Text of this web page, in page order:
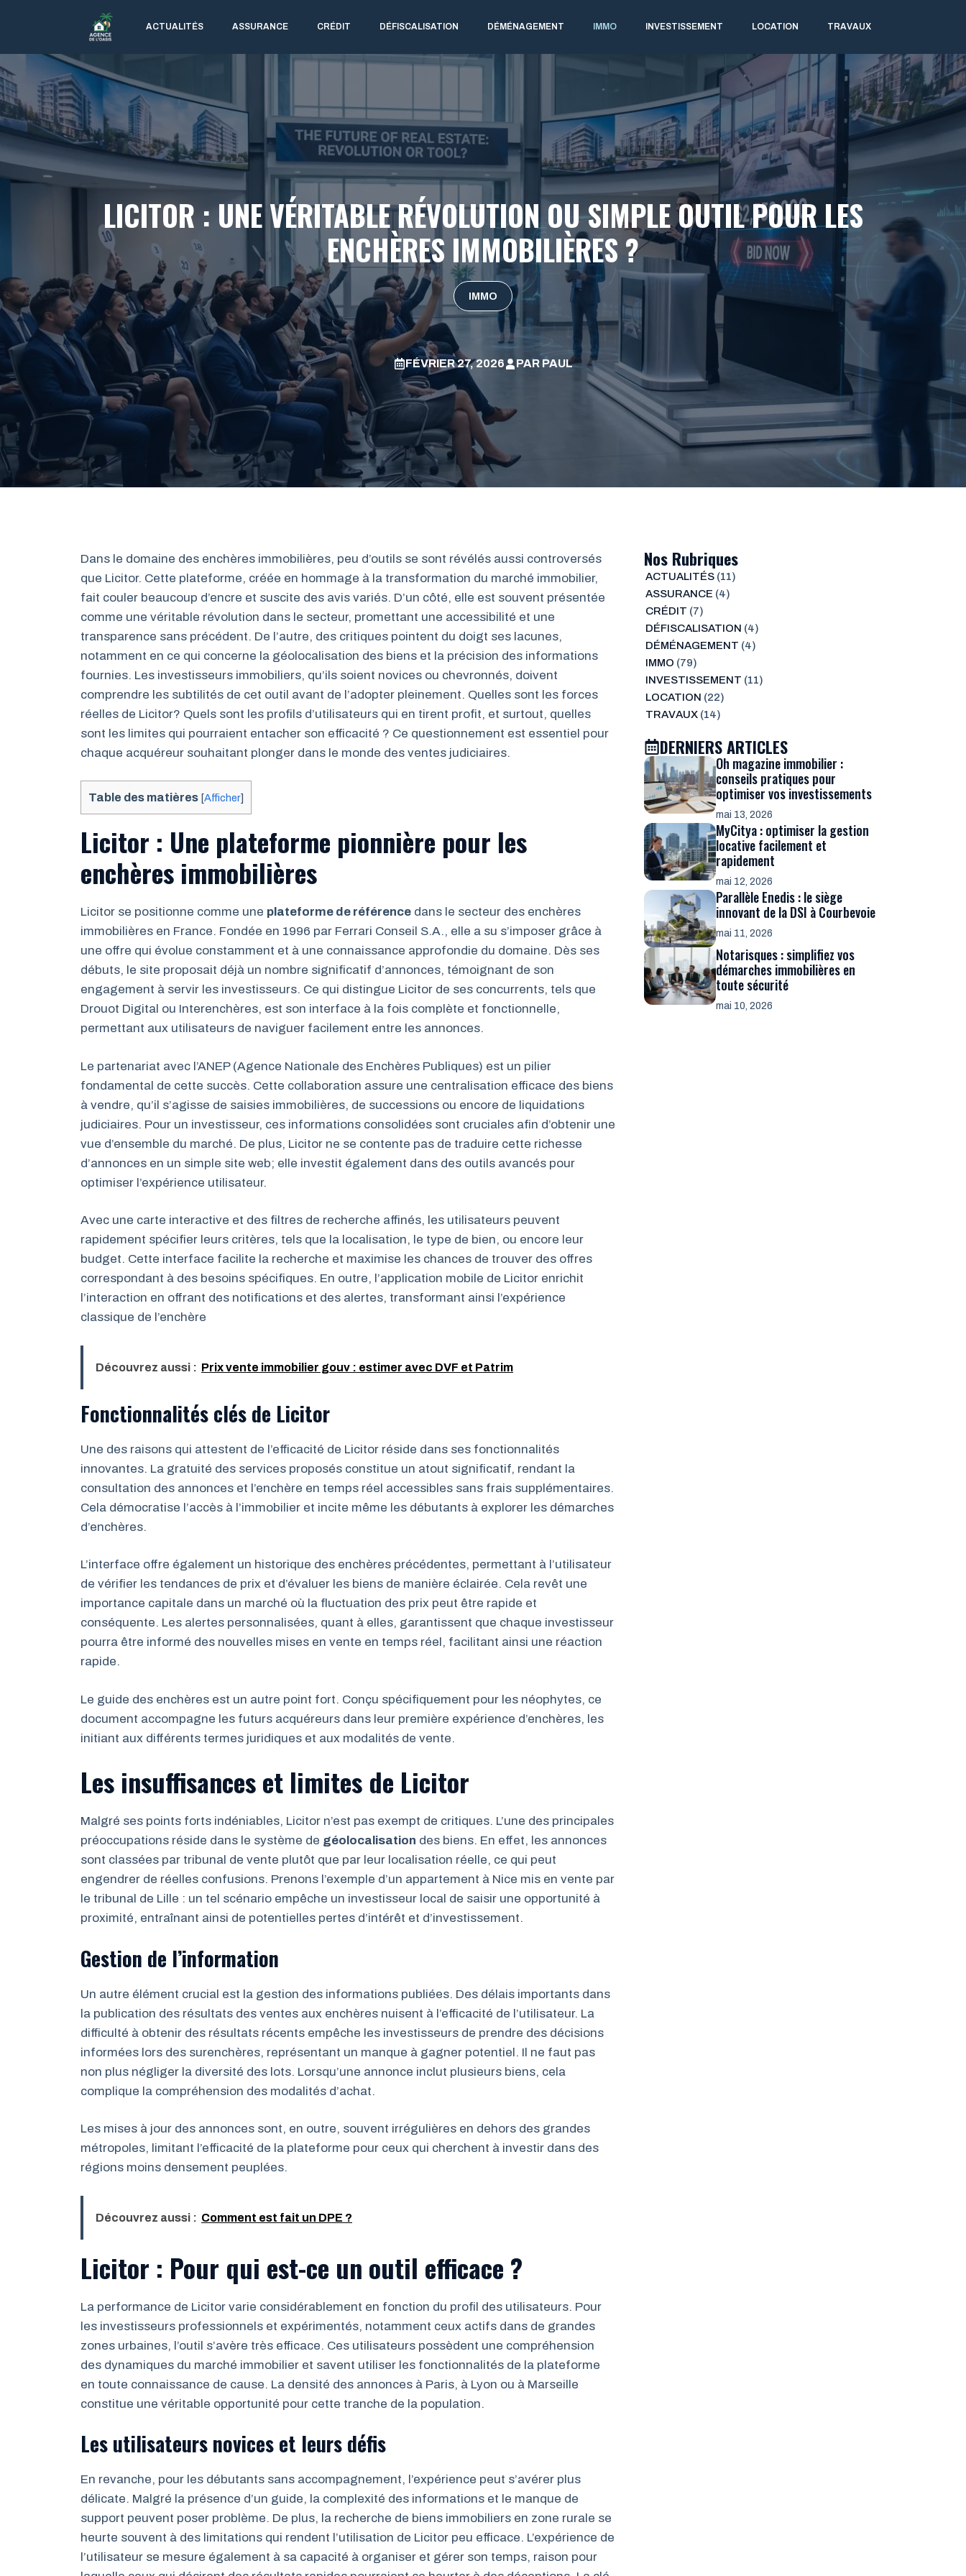
ACTUALITÉS ASSURANCE CRÉDIT DÉFISCALISATION DÉMÉNAGEMENT IMMO INVESTISSEMENT LOCATION TRAVAUX
LICITOR : UNE VÉRITABLE RÉVOLUTION OU SIMPLE OUTIL POUR LES
ENCHÈRES IMMOBILIÈRES ?
IMMO
FÉVRIER 27, 2026 PAR PAUL
Dans le domaine des enchères immobilières, peu d’outils se sont révélés aussi controversés
que Licitor. Cette plateforme, créée en hommage à la transformation du marché immobilier,
fait couler beaucoup d’encre et suscite des avis variés. D’un côté, elle est souvent présentée
comme une véritable révolution dans le secteur, promettant une accessibilité et une
transparence sans précédent. De l’autre, des critiques pointent du doigt ses lacunes,
notamment en ce qui concerne la géolocalisation des biens et la précision des informations
fournies. Les investisseurs immobiliers, qu’ils soient novices ou chevronnés, doivent
comprendre les subtilités de cet outil avant de l’adopter pleinement. Quelles sont les forces
réelles de Licitor? Quels sont les profils d’utilisateurs qui en tirent profit, et surtout, quelles
sont les limites qui pourraient entacher son efficacité ? Ce questionnement est essentiel pour
chaque acquéreur souhaitant plonger dans le monde des ventes judiciaires.
Table des matières [Afficher]
Licitor : Une plateforme pionnière pour les
enchères immobilières
Licitor se positionne comme une plateforme de référence dans le secteur des enchères
immobilières en France. Fondée en 1996 par Ferrari Conseil S.A., elle a su s’imposer grâce à
une offre qui évolue constamment et à une connaissance approfondie du domaine. Dès ses
débuts, le site proposait déjà un nombre significatif d’annonces, témoignant de son
engagement à servir les investisseurs. Ce qui distingue Licitor de ses concurrents, tels que
Drouot Digital ou Interenchères, est son interface à la fois complète et fonctionnelle,
permettant aux utilisateurs de naviguer facilement entre les annonces.
Le partenariat avec l’ANEP (Agence Nationale des Enchères Publiques) est un pilier
fondamental de cette succès. Cette collaboration assure une centralisation efficace des biens
à vendre, qu’il s’agisse de saisies immobilières, de successions ou encore de liquidations
judiciaires. Pour un investisseur, ces informations consolidées sont cruciales afin d’obtenir une
vue d’ensemble du marché. De plus, Licitor ne se contente pas de traduire cette richesse
d’annonces en un simple site web; elle investit également dans des outils avancés pour
optimiser l’expérience utilisateur.
Avec une carte interactive et des filtres de recherche affinés, les utilisateurs peuvent
rapidement spécifier leurs critères, tels que la localisation, le type de bien, ou encore leur
budget. Cette interface facilite la recherche et maximise les chances de trouver des offres
correspondant à des besoins spécifiques. En outre, l’application mobile de Licitor enrichit
l’interaction en offrant des notifications et des alertes, transformant ainsi l’expérience
classique de l’enchère
Découvrez aussi : Prix vente immobilier gouv : estimer avec DVF et Patrim
Fonctionnalités clés de Licitor
Une des raisons qui attestent de l’efficacité de Licitor réside dans ses fonctionnalités
innovantes. La gratuité des services proposés constitue un atout significatif, rendant la
consultation des annonces et l’enchère en temps réel accessibles sans frais supplémentaires.
Cela démocratise l’accès à l’immobilier et incite même les débutants à explorer les démarches
d’enchères.
L’interface offre également un historique des enchères précédentes, permettant à l’utilisateur
de vérifier les tendances de prix et d’évaluer les biens de manière éclairée. Cela revêt une
importance capitale dans un marché où la fluctuation des prix peut être rapide et
conséquente. Les alertes personnalisées, quant à elles, garantissent que chaque investisseur
pourra être informé des nouvelles mises en vente en temps réel, facilitant ainsi une réaction
rapide.
Le guide des enchères est un autre point fort. Conçu spécifiquement pour les néophytes, ce
document accompagne les futurs acquéreurs dans leur première expérience d’enchères, les
initiant aux différents termes juridiques et aux modalités de vente.
Les insuffisances et limites de Licitor
Malgré ses points forts indéniables, Licitor n’est pas exempt de critiques. L’une des principales
préoccupations réside dans le système de géolocalisation des biens. En effet, les annonces
sont classées par tribunal de vente plutôt que par leur localisation réelle, ce qui peut
engendrer de réelles confusions. Prenons l’exemple d’un appartement à Nice mis en vente par
le tribunal de Lille : un tel scénario empêche un investisseur local de saisir une opportunité à
proximité, entraînant ainsi de potentielles pertes d’intérêt et d’investissement.
Gestion de l’information
Un autre élément crucial est la gestion des informations publiées. Des délais importants dans
la publication des résultats des ventes aux enchères nuisent à l’efficacité de l’utilisateur. La
difficulté à obtenir des résultats récents empêche les investisseurs de prendre des décisions
informées lors des surenchères, représentant un manque à gagner potentiel. Il ne faut pas
non plus négliger la diversité des lots. Lorsqu’une annonce inclut plusieurs biens, cela
complique la compréhension des modalités d’achat.
Les mises à jour des annonces sont, en outre, souvent irrégulières en dehors des grandes
métropoles, limitant l’efficacité de la plateforme pour ceux qui cherchent à investir dans des
régions moins densement peuplées.
Découvrez aussi : Comment est fait un DPE ?
Licitor : Pour qui est-ce un outil efficace ?
La performance de Licitor varie considérablement en fonction du profil des utilisateurs. Pour
les investisseurs professionnels et expérimentés, notamment ceux actifs dans de grandes
zones urbaines, l’outil s’avère très efficace. Ces utilisateurs possèdent une compréhension
des dynamiques du marché immobilier et savent utiliser les fonctionnalités de la plateforme
en toute connaissance de cause. La densité des annonces à Paris, à Lyon ou à Marseille
constitue une véritable opportunité pour cette tranche de la population.
Les utilisateurs novices et leurs défis
En revanche, pour les débutants sans accompagnement, l’expérience peut s’avérer plus
délicate. Malgré la présence d’un guide, la complexité des informations et le manque de
support peuvent poser problème. De plus, la recherche de biens immobiliers en zone rurale se
heurte souvent à des limitations qui rendent l’utilisation de Licitor peu efficace. L’expérience de
l’utilisateur se mesure également à sa capacité à organiser et gérer son temps, raison pour
Nos Rubriques
ACTUALITÉS(11)
ASSURANCE (4)
CRÉDIT (7)
DÉFISCALISATION (4)
DÉMÉNAGEMENT (4)
IMMO (79)
INVESTISSEMENT (11)
LOCATION (22)
TRAVAUX(14)
DERNIERS ARTICLES
Oh magazine immobilier :
conseils pratiques pour
optimiser vos investissements
mai 13, 2026
MyCitya : optimiser la gestion
locative facilement et
rapidement
mai 12, 2026
Parallèle Enedis : le siège
innovant de la DSI à Courbevoie
mai 11, 2026
Notarisques : simplifiez vos
démarches immobilières en
toute sécurité
mai 10, 2026